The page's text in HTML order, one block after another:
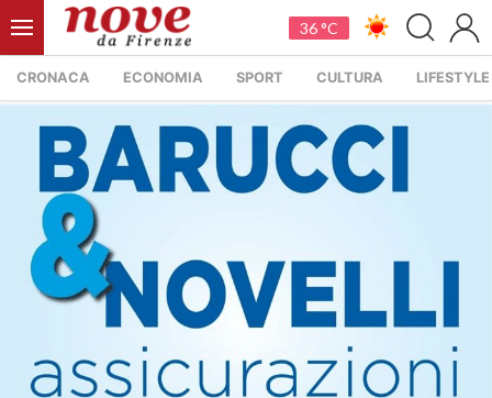
36 °C
CRONACA ECONOMIA SPORT CULTURA LIFESTYLE